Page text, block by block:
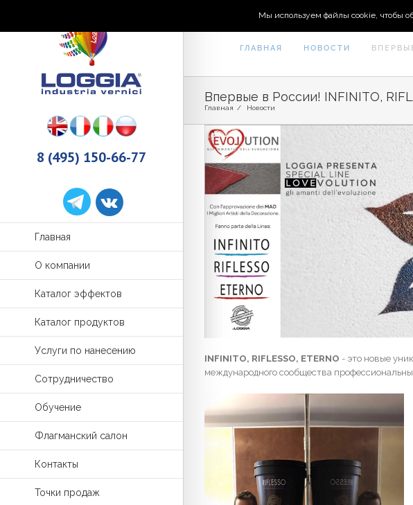
8 (495) 150-66-77
Главная
О компании
Каталог эффектов
Каталог продуктов
Услуги по нанесению
Сотрудничество
Обучение
Флагманский салон
Контакты
Точки продаж
ГЛАВНАЯ НОВОСТИ
Впервые в России! INFINITO,
Главная / Новости
INFINITO, RIFLESSO, ETERNO - это новые
международного сообщества
Мы используем файлы cookie, чтобы